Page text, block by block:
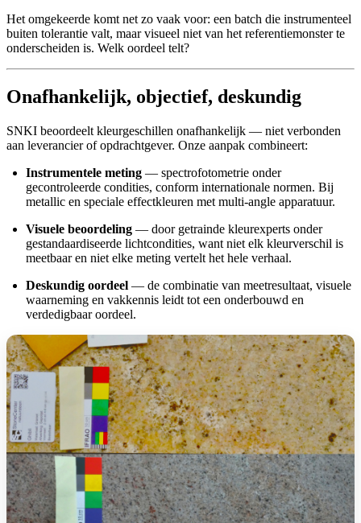
Het omgekeerde komt net zo vaak voor: een batch die instrumenteel
buiten tolerantie valt, maar visueel niet van het referentiemonster te
onderscheiden is. Welk oordeel telt?
Onafhankelijk, objectief, deskundig
SNKI beoordeelt kleurgeschillen onafhankelijk — niet verbonden
aan leverancier of opdrachtgever. Onze aanpak combineert:
Instrumentele meting — spectrofotometrie onder
gecontroleerde condities, conform internationale normen. Bij
metallic en speciale effectkleuren met multi-angle apparatuur.
Visuele beoordeling — door getrainde kleurexperts onder
gestandaardiseerde lichtcondities, want niet elk kleurverschil is
meetbaar en niet elke meting vertelt het hele verhaal.
Deskundig oordeel — de combinatie van meetresultaat, visuele
waarneming en vakkennis leidt tot een onderbouwd en
verdedigbaar oordeel.